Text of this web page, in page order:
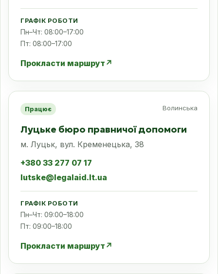
ГРАФІК РОБОТИ
Пн–Чт: 08:00–17:00
Пт: 08:00–17:00
Прокласти маршрут ↗
Працює Волинська
Луцьке бюро правничої допомоги
м. Луцьк, вул. Кременецька, 38
+380 33 277 07 17
lutske@legalaid.lt.ua
ГРАФІК РОБОТИ
Пн–Чт: 09:00–18:00
Пт: 09:00–18:00
Прокласти маршрут ↗